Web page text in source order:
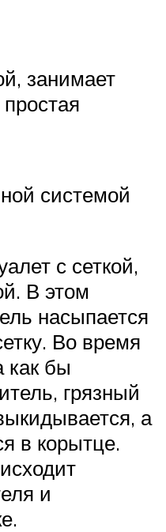
занимает
системой
с сеткой,
В этом
насыпается
Во время
как бы
грязный
а
в корытце.
и